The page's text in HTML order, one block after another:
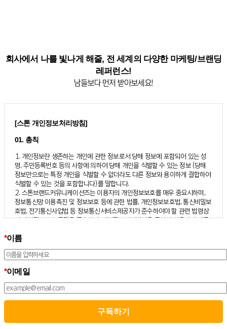
회사에서 나를 빛나게 해줄, 전 세계의 다양한 마케팅/브랜딩
레퍼런스!
남들보다 먼저 받아보세요!
[스톤 개인정보처리방침]
01. 총칙
1. 개인정보란 생존하는 개인에 관한 정보로서 당해 정보에 포함되어 있는 성
명, 주민등록번호 등의 사항에 의하여 당해 개인을 식별할 수 있는 정보 (당해
정보만으로는 특정 개인을 식별할 수 없더라도 다른 정보와 용이하게 결합하여
식별할 수 있는 것을 포함합니다)를 말합니다.
2. 스톤브랜드커뮤니케이션즈는 이용자의 개인정보보호를 매우 중요시하며,
정보통신망 이용촉진 및 정보보호 등에 관한 법률, 개인정보보호법, 통신비밀보
호법, 전기통신사업법 등 정보통신서비스제공자가 준수하여야 할 관련 법령상
의 개인정보보호 규정을 준수하며, 개인정보처리방침을 통하여 이용자가 제공
해 어떠한 조치가 취해지고 있는지 알려드립니다.
3. 스톤브랜드커뮤니케이션즈는 개인정보처리방침의 지속적인 개선을 위하여
개정하는데 필요한 절차를 정하고 있으며, 개인정보처리방침을 회사의 필요와
사회적 변화에 맞게 변경할 수 있습니다. 그리고 개인정보처리방침을 개정하는
경우 버전번호 등을 부여하여 개정된 사항을 이용자께서 쉽게 알아볼 수 있도
록 하고 있습니다.
02. 수집하는 개인정보의 항목 및 수집방법
모든 이용자는 스톤브랜드커뮤니케이션즈가 제공하는 서비스를 이용할 수 있
*이름
*이메일